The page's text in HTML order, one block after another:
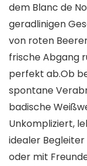
dem Blanc de
geradlinigen
von roten
frische Abgang
perfekt ab.Ob
spontane
badische
Unkompliziert,
idealer
oder mit